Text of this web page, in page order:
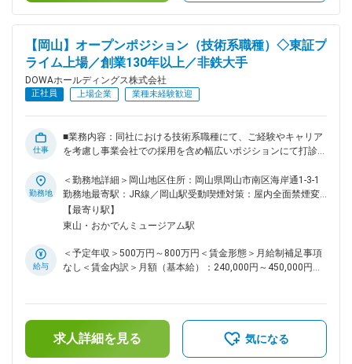
し、環境・リサイクル事業と電子材料事業を通じて、資源の未
来に挑み続けています。岡山県での事業継続年数126年と長
く、岡山県内グループ拠点数16社と同グループ全体の15%を
占めています。同グループでは岡山にて地域の皆様を支える
様々な活動も積極的に行っています。（参考：https://dowa-
okayama.jp/） ■配属先について：DOWAホールディングスで
門は、5つの事業会社との密接な連携のもと、製造・研究現場
と一体になって、当事者の一員として操業、建設、開発、解析
担う「生産技術部」、分析・品質改善を通じてCS(顧客満足)の
向上を図る「品質保証部」、そして事業会社とのスムーズな連
携を担う「企画部」、これら3部門が一丸となって、“技術立
社”に向けた多様な活動を展開しており、DOWAグループの技
【岡山】オープンポジション（技術系職種）◇東証プ
ライム上場／創業130年以上／非鉄大手
DOWAホールディングス株式会社
正社員 上場企業 業種未経験歓迎
仕事
■業務内容：同社における技術系職種にて、ご経験やキャリア
を考慮し事業会社での採用を含め幅広いポジションにて打診・
産技術（電気） ・化学分析：岡山地区の工場における工程及
び製品、開発品などの各種粉体の分析、化学分析 ・機能性粉
体材料の製品開発：金属粉末材料、セラミックス粉末材料の合
成およびプロセスの開発／各種粉体開発におけるラボスケール
内外で資源循環型社会に貢献するDOWAグループの西日本最重
要拠点・岡山では、主に2つの事業を展開。15の企業と2つの
◇詳細HP（同社岡山地区についての詳細が記載してありま
す）：https://dowa-okayama.jp/ ■研修体制：同社では『成
長』をキーワードに、熱い想いを持って自分らしく行動できる
「自律型人材の開発」に力を入れています。階層別教育に加
勤務地
＜勤務地詳細＞岡山地区住所：岡山県岡山市南区海岸通1-3-1
勤務地最寄駅：JR線／岡山駅受動喫煙対策：屋内全面禁煙変
更の範囲：会社の定める事業所（リモートワーク含む）
【最寄り駅】
東山・おかでんミュージアム駅
給与
＜予定年収＞500万円～800万円＜賃金形態＞月給制補足事項
なし＜賃金内訳＞月額（基本給）：240,000円～450,000円＜
る可能性があります。月給(月額)は固定手当を含めた表記で
す。
求人詳細を見る 気になる